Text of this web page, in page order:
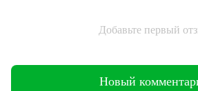
Добавьте первый
Новый